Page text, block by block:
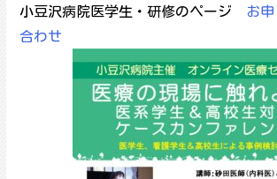
小豆沢病院医学生・研修のページ
お
合わせ